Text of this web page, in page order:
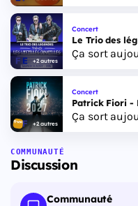
+2 autres
Concert
Le Trio des
Ça sort
+2 autres
Concert
Patrick Fiori -
Ça sort
COMMUNAUTÉ
Discussion
Communauté